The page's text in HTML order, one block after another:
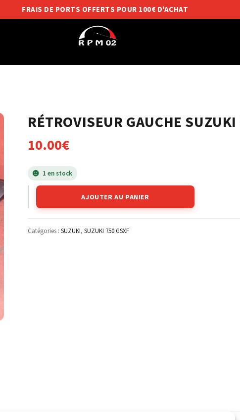
FRAIS DE PORTS OFFERTS POUR 100€ D'ACHAT
RÉTROVISEUR GAUCHE
10.00€
1 en stock
AJOUTER AU PANIER
Catégories : SUZUKI, SUZUKI 750 GSXF